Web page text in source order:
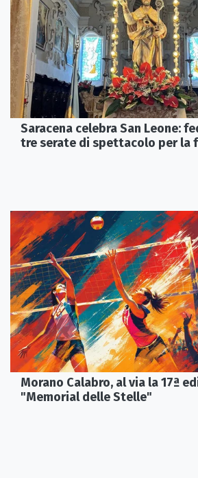
Saracena celebra San Leone:
tre serate di spettacolo per la
Morano Calabro, al via la 17ª
"Memorial delle Stelle"